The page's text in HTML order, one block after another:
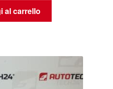
al carrello